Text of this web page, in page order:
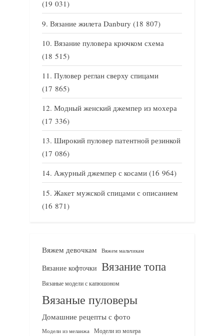
(19 031)
Вязание жилета Danbury (18 807)
Вязание пуловера крючком схема
(18 515)
Пуловер реглан сверху спицами
(17 865)
Модный женский джемпер из мохера
(17 336)
Широкий пуловер патентной резинкой
(17 086)
Ажурный джемпер с косами (16 964)
Жакет мужской спицами с описанием
(16 871)
Вяжем девочкам Вяжем мальчикам
Вязание кофточки Вязание топа
Вязаные модели с капюшоном
Вязаные пуловеры
Домашние рецепты с фото
Модели из меланжа Модели из мохера